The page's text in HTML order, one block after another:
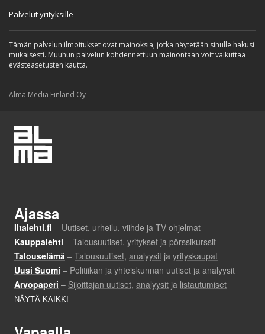
Palvelut yrityksille
Tämän palvelun ilmoitukset ovat mainoksia, jotka näytetään sinulle hakusi
mukaisesti. Muuhun palvelun kohdennettuun mainontaan voit vaikuttaa
evästeasetusten kautta.
Alma Media Finland Oy